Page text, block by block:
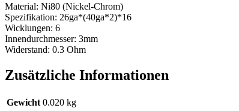
Material: Ni80 (Nickel-Chrom)
Spezifikation: 26ga*(40ga*2)*16
Wicklungen: 6
Innendurchmesser: 3mm
Widerstand: 0.3 Ohm
Zusätzliche Informationen
Gewicht 0.020 kg